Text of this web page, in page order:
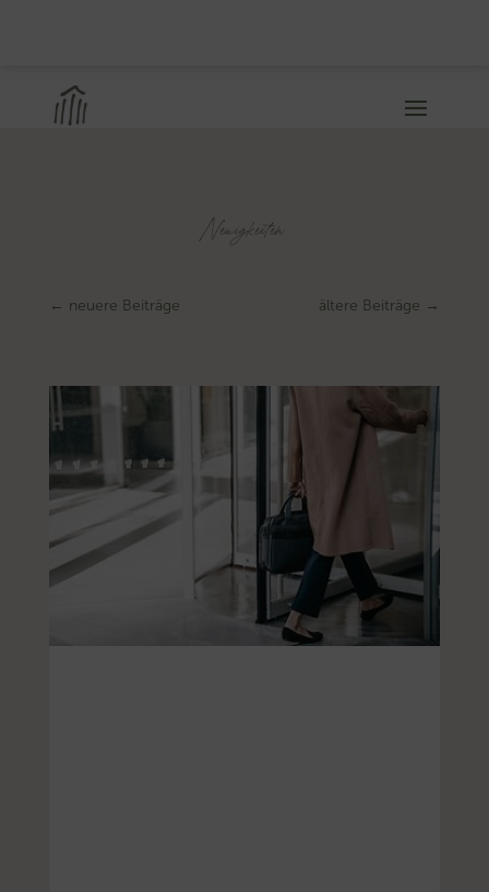
Neuigkeiten
← neuere Beiträge ältere Beiträge →